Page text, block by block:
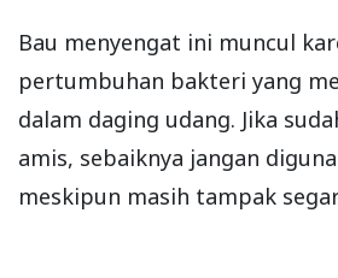
Bau menyengat ini muncul
pertumbuhan bakteri yang
dalam daging udang. Jika
amis, sebaiknya jangan
meskipun masih tampak